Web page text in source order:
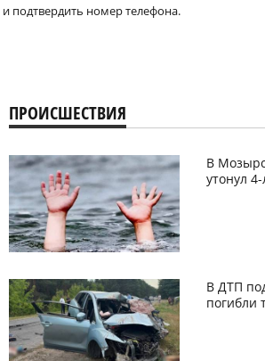
и подтвердить номер телефона.
ПРОИСШЕСТВИЯ
В
утонул
В ДТП
погибли